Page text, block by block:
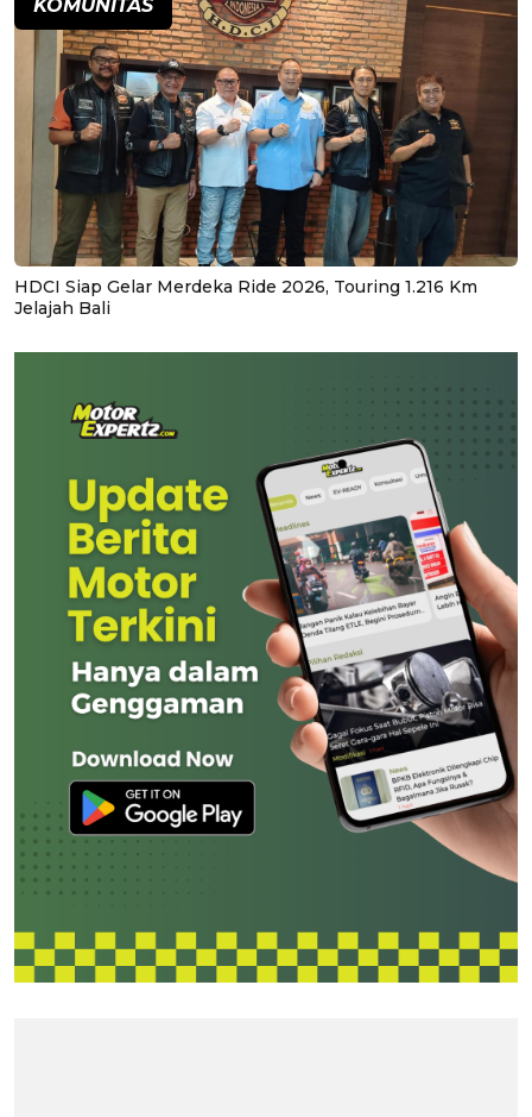
KOMUNITAS
HDCI Siap Gelar Merdeka Ride 2026, Touring 1.216 Km
Jelajah Bali